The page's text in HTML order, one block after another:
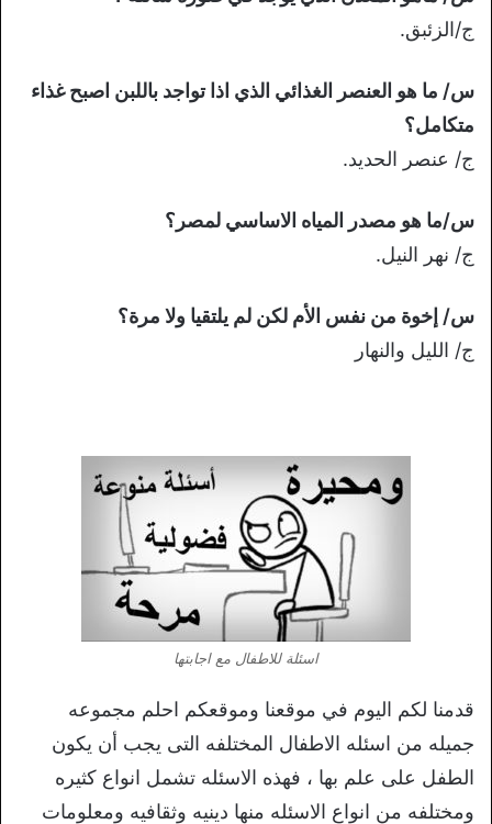
ج/الزئبق.
س/ ما هو العنصر الغذائي الذي اذا تواجد باللبن اصبح غذاء
متكامل؟
ج/ عنصر الحديد.
س/ما هو مصدر المياه الاساسي لمصر؟
ج/ نهر النيل.
س/ إخوة من نفس الأم لكن لم يلتقيا ولا مرة؟
ج/ الليل والنهار
اسئلة للاطفال مع اجابتها
قدمنا لكم اليوم في موقعنا وموقعكم احلم مجموعه
جميله من اسئله الاطفال المختلفه التى يجب أن يكون
الطفل على علم بها ، فهذه الاسئله تشمل انواع كثيره
ومختلفه من انواع الاسئله منها دينيه وثقافيه ومعلومات